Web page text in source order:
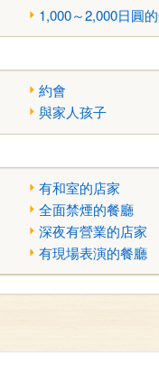
1,000～2,000日圓
約會
與家人孩子
有和室的店家
全面禁煙的餐廳
深夜有營業的店家
有現場表演的餐廳